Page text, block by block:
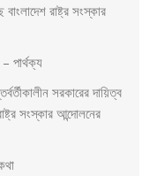
রাষ্ট্র সংস্কার
– পার্থক্য
সরকারের দায়িত্ব
সংস্কার আন্দোলনের